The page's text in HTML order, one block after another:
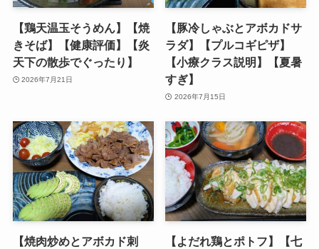
【鶏天温玉そうめん】【焼
きそば】【健康評価】【炎
天下の散歩でぐったり】
2026年7月21日
【豚冷しゃぶとアボカドサ
ラダ】【プルコギピザ】
【小療クラス説明】【夏暑
すぎ】
2026年7月15日
【焼肉炒めとアボカド刺
【よだれ鶏とポトフ】【七